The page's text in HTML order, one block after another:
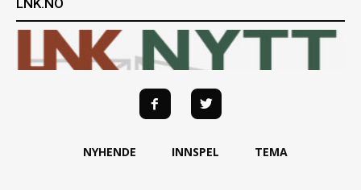
LNK.NO
NYHENDE INNSPEL TEMA